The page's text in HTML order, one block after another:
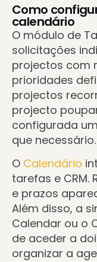
Como
calendário
O módulo de
solicitações
projectos com
prioridades
projectos
projecto
configurada
que necessário.
O Calendário
tarefas e CRM.
e prazos
Além disso, a
Calendar ou o
de aceder a
organizar a